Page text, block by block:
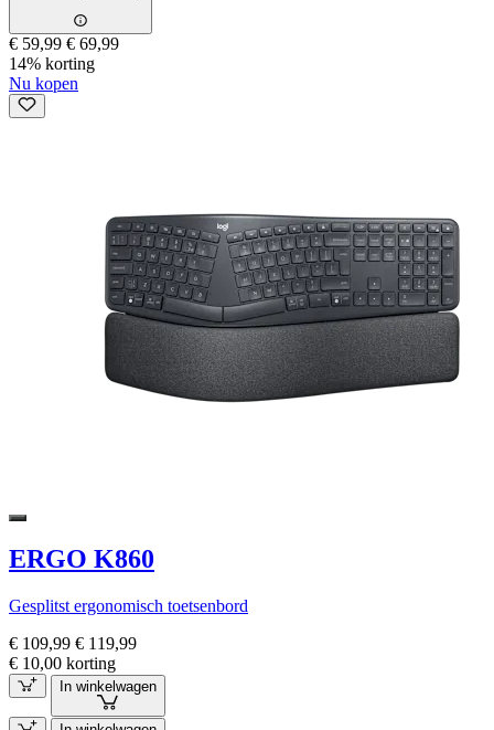
€ 59,99 € 69,99
14% korting
Nu kopen
ERGO K860
Gesplitst ergonomisch toetsenbord
€ 109,99 € 119,99
€ 10,00 korting
In winkelwagen